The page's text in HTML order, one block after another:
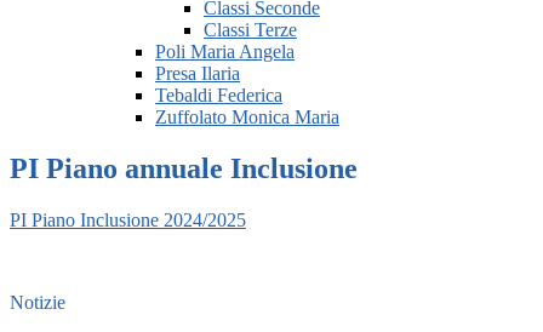
Classi Seconde
Classi Terze
Poli Maria Angela
Presa Ilaria
Tebaldi Federica
Zuffolato Monica Maria
PI Piano annuale Inclusione
PI Piano Inclusione 2024/2025
Notizie